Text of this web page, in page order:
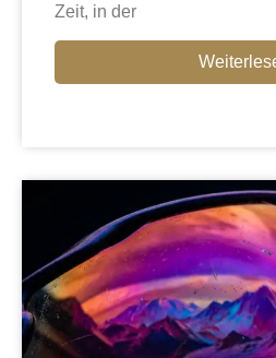
Zeit, in der